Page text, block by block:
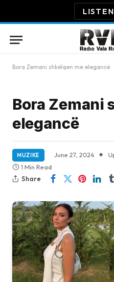
Bora Zemani shkëlqen me elegancë
Bora Zemani
elegancë
MUZIKE June 27, 2024
1 Min Read
Share